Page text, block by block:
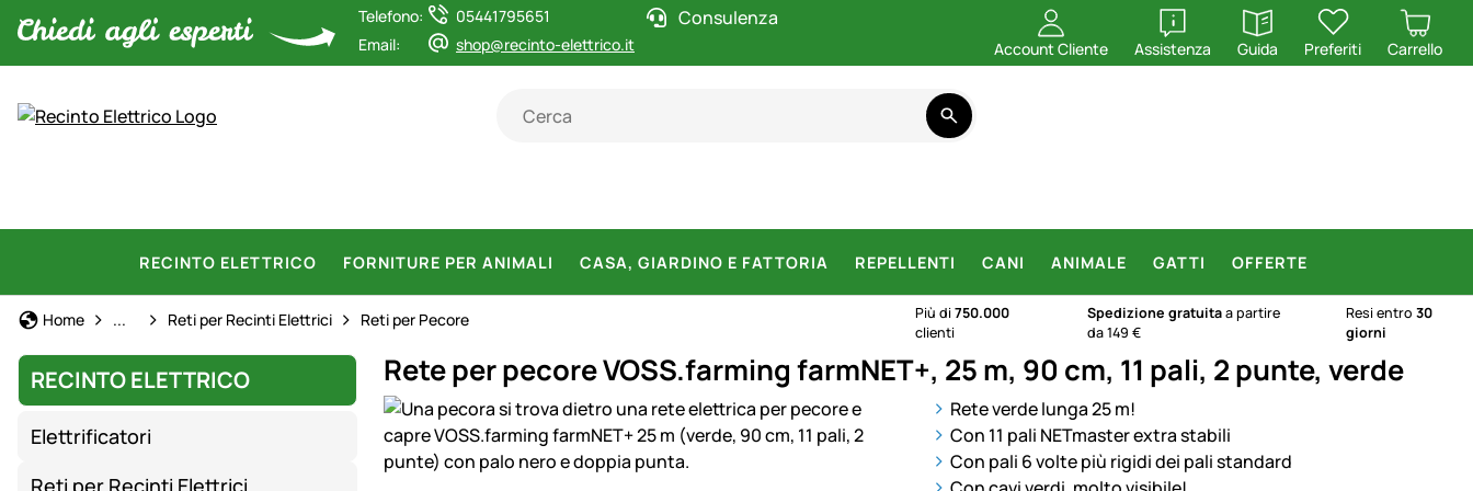
Telefono:
05441795651
Email:
shop@recinto-elettrico.it
Consulenza
Account Cliente Assistenza
apri
Guida
apri
Preferiti Carrello
RECINTO ELETTRICO FORNITURE PER ANIMALI CASA, GIARDINO E FATTORIA REPELLENTI CANI ANIMALE GATTI OFFERTE
Home Recinto Elettrico
... Reti per Recinti Elettrici Reti per Pecore Più di750.000
clienti
Spedizione gratuitaa partire
da 149 €
Resi entro30
giorni
RECINTO ELETTRICO
Elettrificatori
Reti per Recinti Elettrici
Rete per pecore VOSS.farming farmNET+, 25 m, 90 cm, 11 pali, 2 punte, verde
Galleria prodotti
Rete verde lunga 25 m!
Con 11 pali NETmaster extra stabili
Con pali 6 volte più rigidi dei pali standard